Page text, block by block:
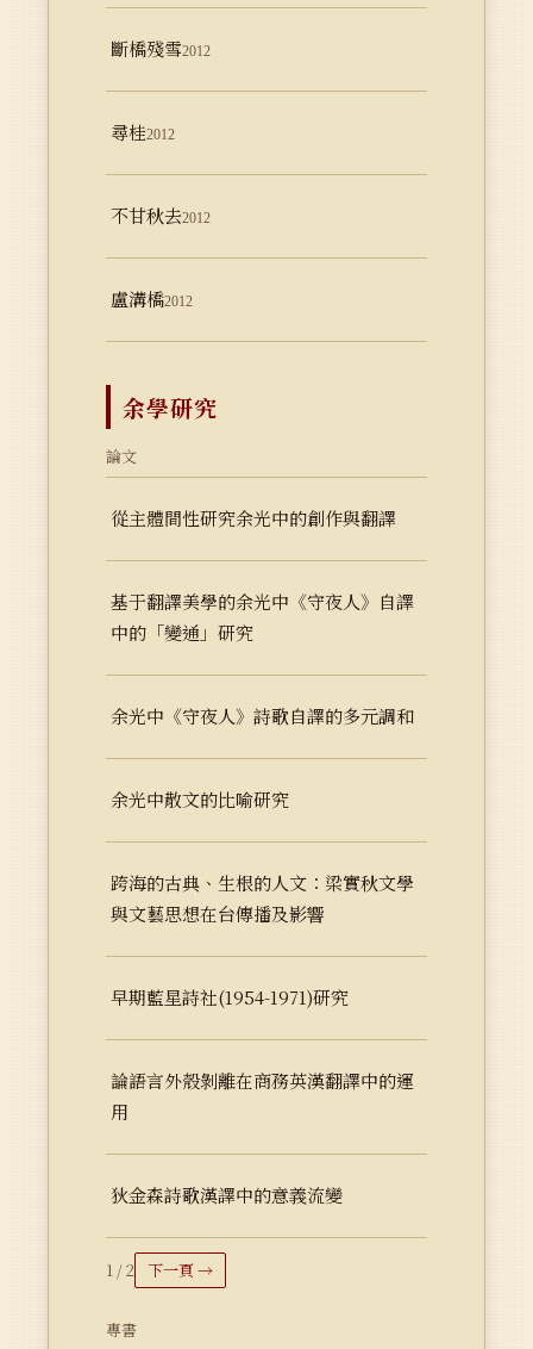
斷橋殘雪2012
尋桂2012
不甘秋去2012
盧溝橋2012
余學研究
論文
從主體間性研究余光中的創作與翻譯
基于翻譯美學的余光中《守夜人》自譯
中的「變通」研究
余光中《守夜人》詩歌自譯的多元調和
余光中散文的比喻研究
跨海的古典、生根的人文：梁實秋文學
與文藝思想在台傳播及影響
早期藍星詩社(1954-1971)研究
論語言外殼剝離在商務英漢翻譯中的運
用
狄金森詩歌漢譯中的意義流變
1 / 2 下一頁 →
專書